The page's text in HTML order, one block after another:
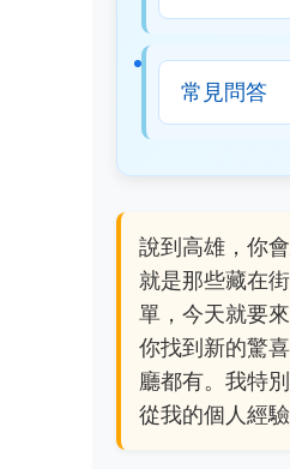
常見問答
說到高雄，你
就是那些藏在
單，今天就要
你找到新的驚
廳都有。我特
從我的個人經